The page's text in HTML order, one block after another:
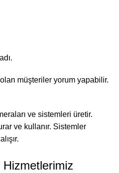
müşteriler yorum yapabilir.
ve sistemleri üretir.
ve kullanır. Sistemler